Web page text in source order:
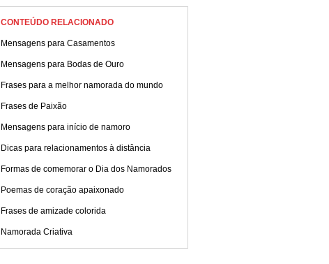
CONTEÚDO RELACIONADO
Mensagens para Casamentos
Mensagens para Bodas de Ouro
Frases para a melhor namorada do mundo
Frases de Paixão
Mensagens para início de namoro
Dicas para relacionamentos à distância
Formas de comemorar o Dia dos Namorados
Poemas de coração apaixonado
Frases de amizade colorida
Namorada Criativa